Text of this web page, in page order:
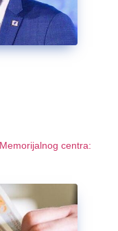
centra: